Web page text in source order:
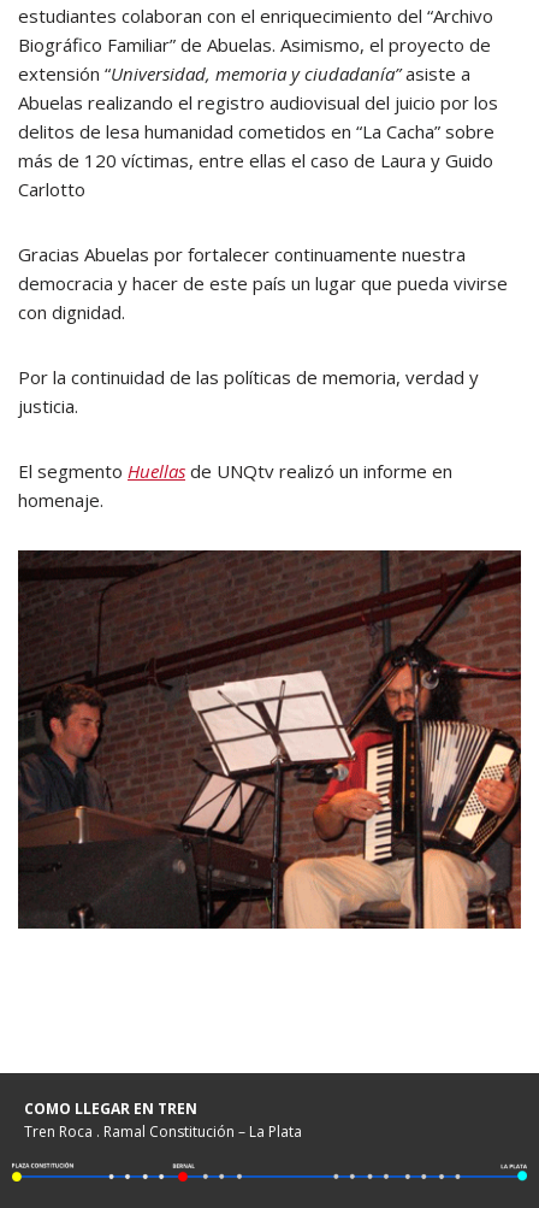
estudiantes colaboran con el enriquecimiento del “Archivo
Biográfico Familiar” de Abuelas. Asimismo, el proyecto de
extensión “Universidad, memoria y ciudadanía”asiste a
Abuelas realizando el registro audiovisual del juicio por los
delitos de lesa humanidad cometidos en “La Cacha” sobre
más de 120 víctimas, entre ellas el caso de Laura y Guido
Carlotto
Gracias Abuelas por fortalecer continuamente nuestra
democracia y hacer de este país un lugar que pueda vivirse
con dignidad.
Por la continuidad de las políticas de memoria, verdad y
justicia.
El segmento Huellas de UNQtv realizó un informe en
homenaje.
COMO LLEGAR EN TREN
Tren Roca . Ramal Constitución – La Plata